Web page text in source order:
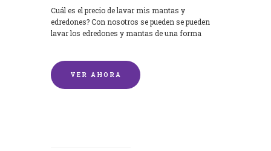
Cuál es el precio de lavar mis mantas y
edredones? Con nosotros se pueden se pueden
lavar los edredones y mantas de una forma
VER AHORA